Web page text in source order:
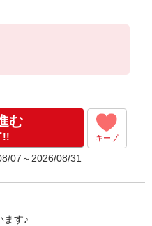
）
有)
)
゜+゜
む
!! キープ
07～2026/08/31
ます♪